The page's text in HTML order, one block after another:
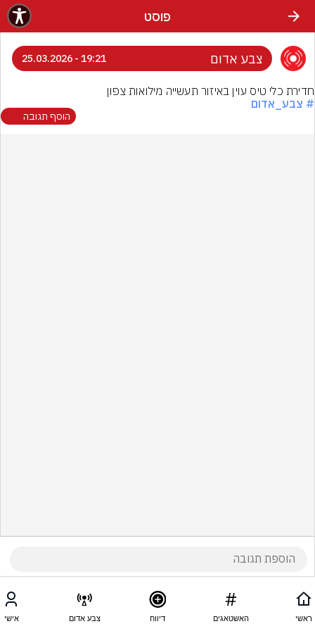
פוסט
צבע אדום 19:21 - 25.03.2026
חדירת כלי טיס עוין באיזור תעשייה מילואות צפון
# צבע_אדום
הוסף תגובה
ראשי האשטאגים דיווח צבע אדום אישי